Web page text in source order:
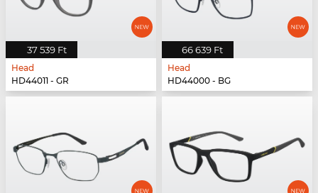
37 539 Ft
Head
HD44011 - GR
66 639 Ft
Head
HD44000 - BG